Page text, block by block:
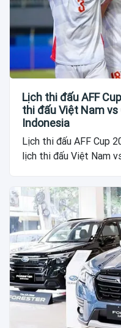
Lịch thi đấu AFF
thi đấu Việt Nam
Indonesia
Lịch thi đấu AFF Cup
lịch thi đấu Việt Nam